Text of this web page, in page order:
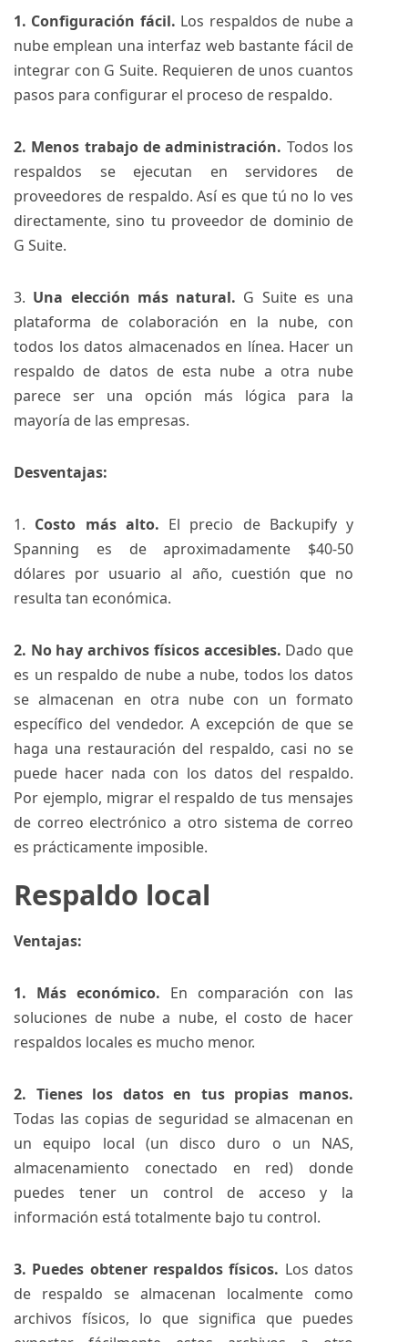
1. Configuración fácil. Los respaldos de nube a
nube emplean una interfaz web bastante fácil de
integrar con G Suite. Requieren de unos cuantos
pasos para configurar el proceso de respaldo.
2. Menos trabajo de administración. Todos los
respaldos se ejecutan en servidores de
proveedores de respaldo. Así es que tú no lo ves
directamente, sino tu proveedor de dominio de
G Suite.
3. Una elección más natural. G Suite es una
plataforma de colaboración en la nube, con
todos los datos almacenados en línea. Hacer un
respaldo de datos de esta nube a otra nube
parece ser una opción más lógica para la
mayoría de las empresas.
Desventajas:
1. Costo más alto. El precio de Backupify y
Spanning es de aproximadamente $40-50
dólares por usuario al año, cuestión que no
resulta tan económica.
2. No hay archivos físicos accesibles. Dado que
es un respaldo de nube a nube, todos los datos
se almacenan en otra nube con un formato
específico del vendedor. A excepción de que se
haga una restauración del respaldo, casi no se
puede hacer nada con los datos del respaldo.
Por ejemplo, migrar el respaldo de tus mensajes
de correo electrónico a otro sistema de correo
es prácticamente imposible.
Respaldo local
Ventajas:
1. Más económico. En comparación con las
soluciones de nube a nube, el costo de hacer
respaldos locales es mucho menor.
2. Tienes los datos en tus propias manos.
Todas las copias de seguridad se almacenan en
un equipo local (un disco duro o un NAS,
almacenamiento conectado en red) donde
puedes tener un control de acceso y la
información está totalmente bajo tu control.
3. Puedes obtener respaldos físicos. Los datos
de respaldo se almacenan localmente como
archivos físicos, lo que significa que puedes